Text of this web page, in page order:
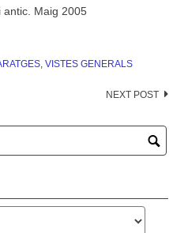
antic. Maig 2005
, VISTES GENERALS
NEXT POST